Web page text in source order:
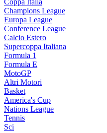
Champions League
Europa League
Conference League
Calcio Estero
Supercoppa Italiana
Formula 1
Formula E
MotoGP
Altri Motori
Basket
America's Cup
Nations League
Tennis
Sci